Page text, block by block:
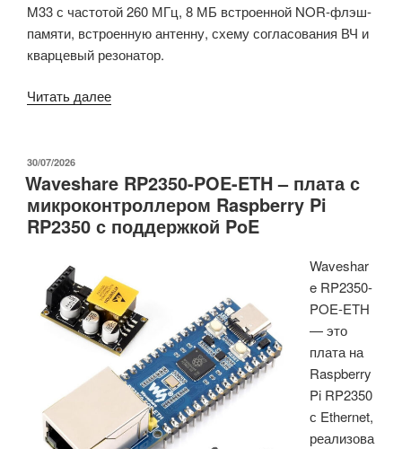
M33 с частотой 260 МГц, 8 МБ встроенной NOR-флэш-
памяти, встроенную антенну, схему согласования ВЧ и
кварцевый резонатор.
Читать далее«NXP
6
и
BLE
на
базе
беспроводного
MCU
RW610
Cortex-
M33»
ОПУБЛИКОВАНО
30/07/2026
Waveshare RP2350-POE-ETH – плата с
микроконтроллером Raspberry Pi
RP2350 с поддержкой PoE
Waveshar
e RP2350-
POE-ETH
— это
плата на
Raspberry
Pi RP2350
с Ethernet,
реализова